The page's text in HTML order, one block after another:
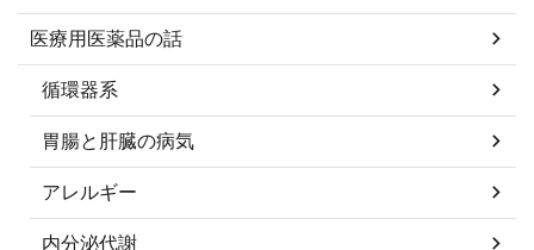
医療用医薬品の話
循環器系
胃腸と肝臓の病気
アレルギー
内分泌代謝